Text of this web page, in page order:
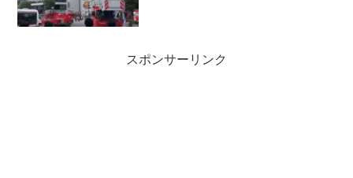
スポンサーリンク